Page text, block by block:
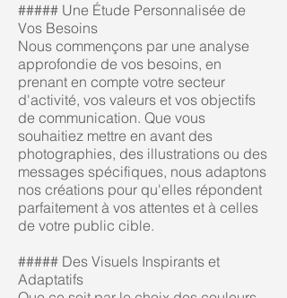
##### Une Étude Personnalisée de
Vos Besoins
Nous commençons par une analyse
approfondie de vos besoins, en
prenant en compte votre secteur
d'activité, vos valeurs et vos objectifs
de communication. Que vous
souhaitiez mettre en avant des
photographies, des illustrations ou des
messages spécifiques, nous adaptons
nos créations pour qu'elles répondent
parfaitement à vos attentes et à celles
de votre public cible.
##### Des Visuels Inspirants et
Adaptatifs